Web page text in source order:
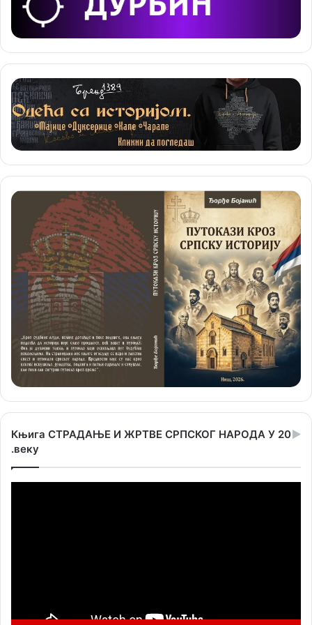
Књига СТРАДАЊЕ И ЖРТВЕ СРПСКОГ НАРОДА У 20
.веку